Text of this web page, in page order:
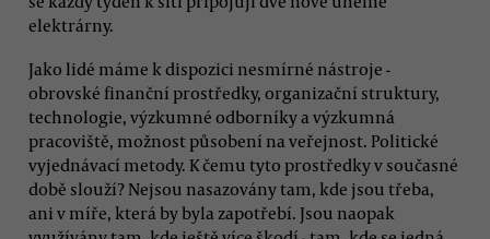
elektrárny.
Jako lidé máme k dispozici nesmírné nástroje -
obrovské finanční prostředky, organizační struktury,
technologie, výzkumné odborníky a výzkumná
pracoviště, možnost působení na veřejnost. Politické
vyjednávací metody. K čemu tyto prostředky v současné
době slouží? Nejsou nasazovány tam, kde jsou třeba,
ani v míře, která by byla zapotřebí. Jsou naopak